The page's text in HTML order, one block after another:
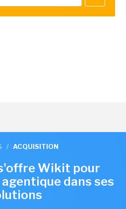
/ ACQUISITION
Wikit pour
dans ses